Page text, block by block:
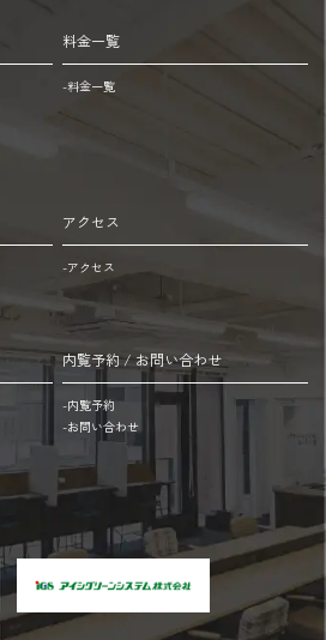
料金一覧
-料金一覧
アクセス
-アクセス
内覧予約 / お問い合わせ
-内覧予約
-お問い合わせ